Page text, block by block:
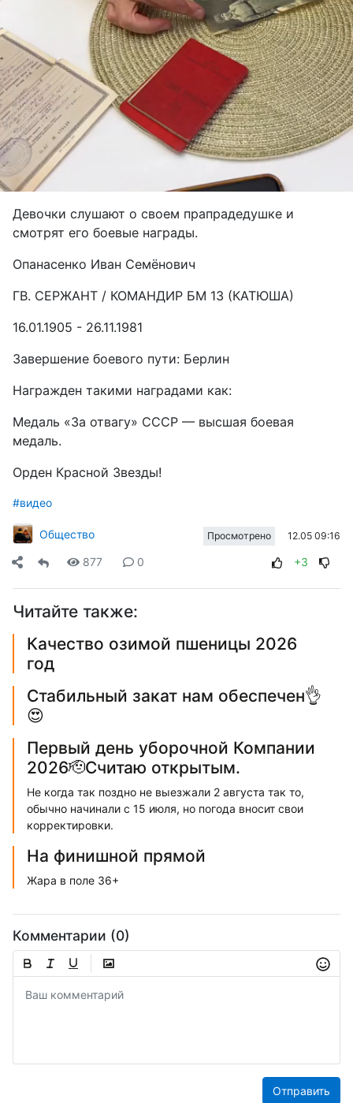
Девочки слушают о своем прапрадедушке и
смотрят его боевые награды.
Опанасенко Иван Семёнович
ГВ. СЕРЖАНТ / КОМАНДИР БМ 13 (КАТЮША)
16.01.1905 - 26.11.1981
Завершение боевого пути: Берлин
Награжден такими наградами как:
Медаль «За отвагу» СССР — высшая боевая
медаль.
Орден Красной Звезды!
#видео
Общество Просмотрено 12.05 09:16
877 0 +3
Читайте также:
Качество озимой пшеницы 2026
год
Стабильный закат нам обеспечен👌
😍
Первый день уборочной Компании
2026🫡Считаю открытым.
Не когда так поздно не выезжали 2 августа так то,
обычно начинали с 15 июля, но погода вносит свои
корректировки.
На финишной прямой
Жара в поле 36+
Комментарии (0)
Отправить